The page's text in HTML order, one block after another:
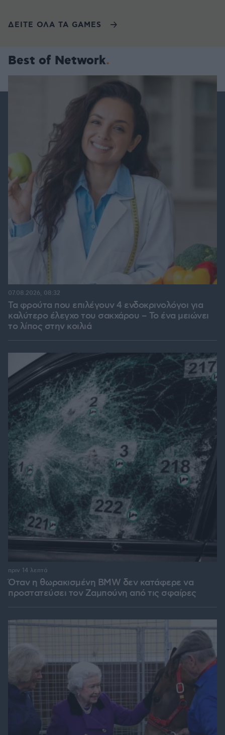
ΔΕΙΤΕ ΟΛΑ ΤΑ GAMES
Best of Network
Τα φρούτα που επιλέγουν 4 ενδοκρινολόγοι για
καλύτερο έλεγχο του σακχάρου – Το ένα μειώνει
το λίπος στην κοιλιά
07.08.2026, 08:32
Όταν η θωρακισμένη BMW δεν κατάφερε να
προστατεύσει τον Ζαμπούνη από τις σφαίρες
πριν 14 λεπτά